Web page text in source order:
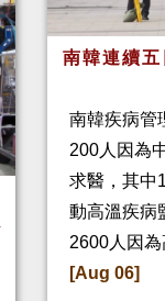
南韓連續
南韓疾病管
200人因為
求醫，其中
動高溫疾病
2600人因
[Aug 06]